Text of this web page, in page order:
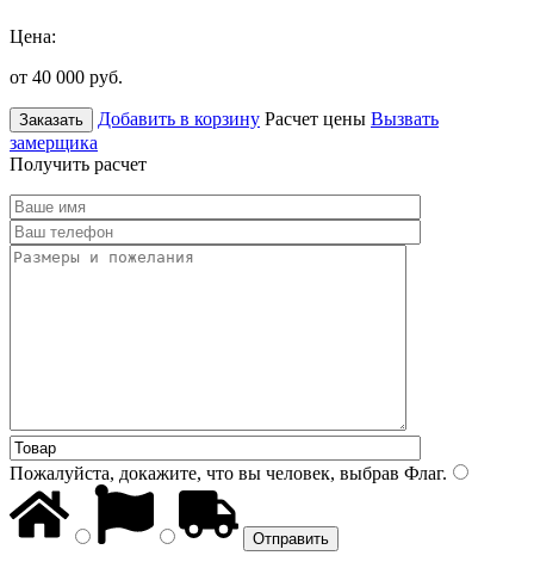
Цена:
от 40 000 руб.
Заказать Добавить в корзину Расчет цены Вызвать
замерщика
Получить расчет
Пожалуйста, докажите, что вы человек, выбрав Флаг.